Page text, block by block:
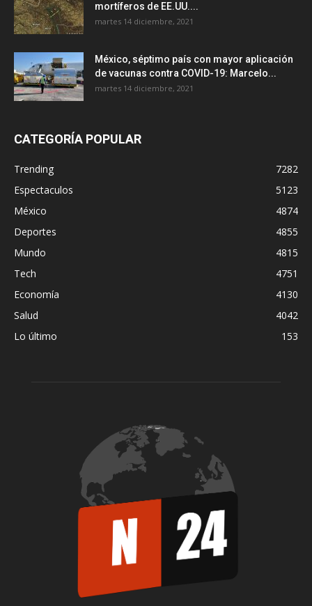
mortíferos de EE.UU....
martes 14 diciembre, 2021
México, séptimo país con mayor aplicación
de vacunas contra COVID-19: Marcelo...
martes 14 diciembre, 2021
CATEGORÍA POPULAR
Trending
7282
Espectaculos
5123
México
4874
Deportes
4855
Mundo
4815
Tech
4751
Economía
4130
Salud
4042
Lo último
153